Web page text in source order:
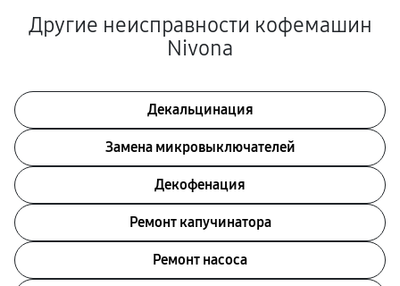
Другие неисправности кофемашин
Nivona
Декальцинация
Замена микровыключателей
Декофенация
Ремонт капучинатора
Ремонт насоса